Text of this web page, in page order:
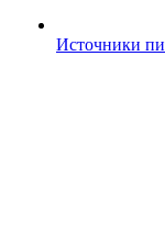
Источники